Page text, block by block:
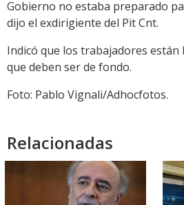
Gobierno no estaba preparado
dijo el exdirigiente del Pit Cnt.
Indicó que los trabajadores están
que deben ser de fondo.
Foto: Pablo Vignali/Adhocfotos.
Relacionadas